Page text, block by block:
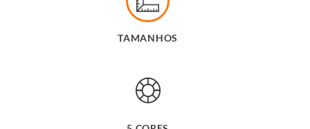
TAMANHOS
5 CORES